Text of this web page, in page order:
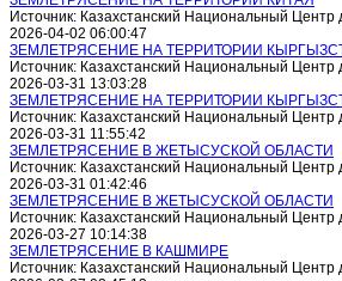
Источник: Казахстанский Национальный Центр
2026-04-02 06:00:47
ЗЕМЛЕТРЯСЕНИЕ НА ТЕРРИТОРИИ
Источник: Казахстанский Национальный Центр
2026-03-31 13:03:28
ЗЕМЛЕТРЯСЕНИЕ НА ТЕРРИТОРИИ
Источник: Казахстанский Национальный Центр
2026-03-31 11:55:42
ЗЕМЛЕТРЯСЕНИЕ В ЖЕТЫСУСКОЙ ОБЛАСТИ
Источник: Казахстанский Национальный Центр
2026-03-31 01:42:46
ЗЕМЛЕТРЯСЕНИЕ В ЖЕТЫСУСКОЙ ОБЛАСТИ
Источник: Казахстанский Национальный Центр
2026-03-27 10:14:38
ЗЕМЛЕТРЯСЕНИЕ В КАШМИРЕ
Источник: Казахстанский Национальный Центр